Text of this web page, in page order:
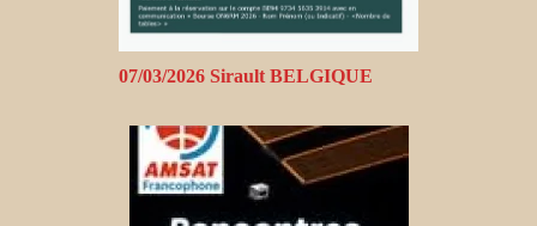
07/03/2026 Sirault BELGIQUE